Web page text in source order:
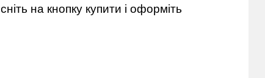
на кнопку купити і оформіть